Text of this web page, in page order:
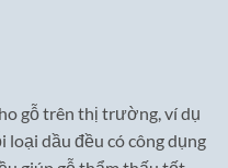
gỗ trên thị trường, ví dụ
loại dầu đều có công dụng